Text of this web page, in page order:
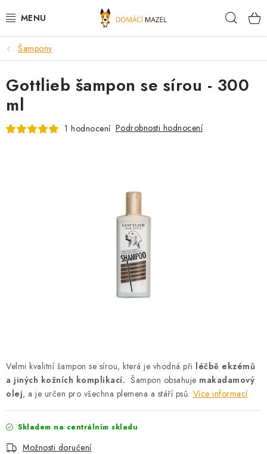
na
DOPORUČUJEME
VÝPRODEJ SKLADU
PSI
HODNOCENÍ OBCHODU
DOPRAVA PO OSTRAVĚ, HLUČÍNĚ A OKOLÍ
Kontakt Možnosti dopravy
Hodnocení obchodu
Obchodní podmínky
Šampony
Velmi kvalitní šampon se sírou, která je vhodná při léčbě ekzémů
a jiných kožních komplikací. Šampon obsahuje makadamový
olej, a je určen pro všechna plemena a stáří psů. Více informací
Skladem na centrálním skladu
Možnosti doručení
Gottlieb šampon se sírou - 300
ml
1 hodnocení Podrobnosti hodnocení